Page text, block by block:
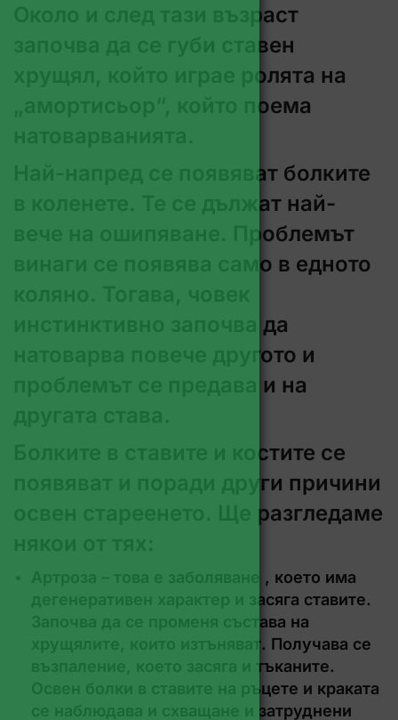
Около и след тази възраст
започва да се губи ставен
хрущял, който играе ролята на
„амортисьор“, който поема
Най-напред се появяват болките
в коленете. Те се дължат най-
вече на ошипяване. Проблемът
винаги се появява само в едното
инстинктивно започва да
натоварва повече другото и
проблемът се предава и на
Болките в ставите и костите се
появяват и поради други причини
освен стареенето. Ще разгледаме
Артроза – това е заболяване , което има
дегенеративен характер и засяга ставите.
Започва да се променя състава на
хрущялите, които изтъняват. Получава се
възпаление, което засяга и тъканите.
Освен болки в ставите на ръцете и краката
се наблюдава и схващане и затруднени